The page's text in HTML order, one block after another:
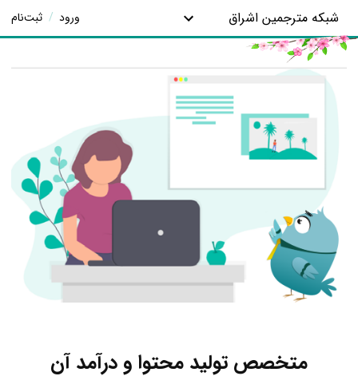
شبکه مترجمین اشراق ورود / ثبت‌نام
متخصص تولید محتوا و درآمد آن